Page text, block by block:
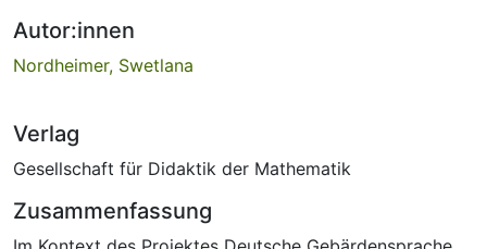
Autor:innen
Nordheimer, Swetlana
Verlag
Gesellschaft für Didaktik der Mathematik
Zusammenfassung